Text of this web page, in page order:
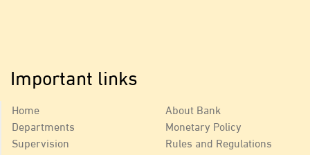
Important links
Home
Departments
Supervision
About Bank
Monetary Policy
Rules and Regulations